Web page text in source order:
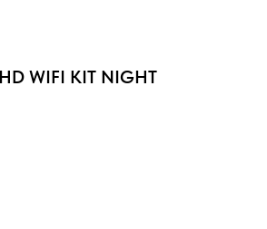
WIFI KIT NIGHT